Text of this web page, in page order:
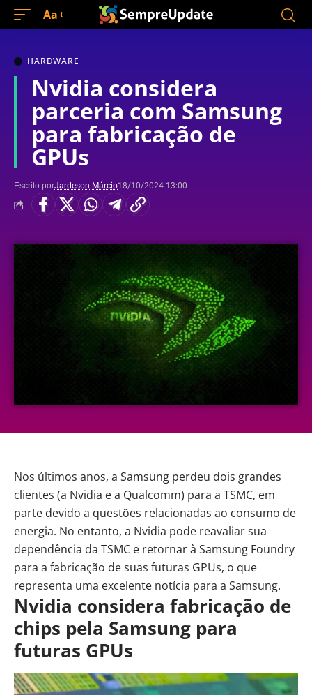
Aa
HARDWARE
Nvidia considera
parceria com Samsung
para fabricação de
GPUs
Escrito porJardeson Márcio18/10/2024 13:00
Nos últimos anos, a Samsung perdeu dois grandes
clientes (a Nvidia e a Qualcomm) para a TSMC, em
parte devido a questões relacionadas ao consumo de
energia. No entanto, a Nvidia pode reavaliar sua
dependência da TSMC e retornar à Samsung Foundry
para a fabricação de suas futuras GPUs, o que
representa uma excelente notícia para a Samsung.
Nvidia considera fabricação de
chips pela Samsung para
futuras GPUs